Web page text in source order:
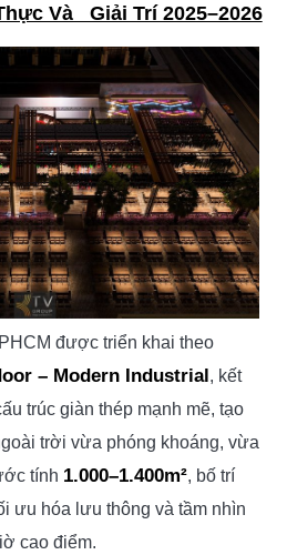
Và Giải Trí 2025–2026
được triển khai theo
– Modern Industrial, kết
trúc giàn thép mạnh mẽ, tạo
trời vừa phóng khoáng, vừa
tính 1.000–1.400m², bố trí
ưu hóa lưu thông và tầm nhìn
cao điểm.